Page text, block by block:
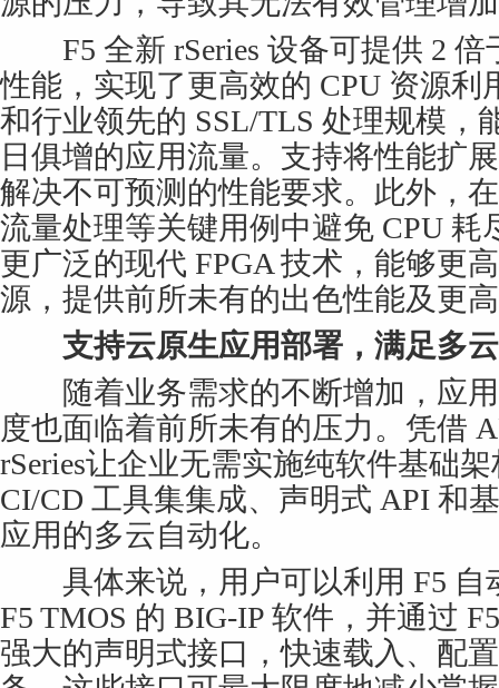
F5 全新 rSeries 设备可提供 2 倍
性能，实现了更高效的 CPU 资源利
和行业领先的 SSL/TLS 处理规模，
日俱增的应用流量。支持将性能扩
解决不可预测的性能要求。此外，
流量处理等关键用例中避免 CPU 耗
更广泛的现代 FPGA 技术，能够更
源，提供前所未有的出色性能及更
支持云原生应用部署，满足多
随着业务需求的不断增加，应用
度也面临着前所未有的压力。凭借
rSeries让企业无需实施纯软件基础
CI/CD 工具集集成、声明式 API 和
应用的多云自动化。
具体来说，用户可以利用 F5 自
F5 TMOS 的 BIG-IP 软件，并通过
强大的声明式接口，快速载入、配